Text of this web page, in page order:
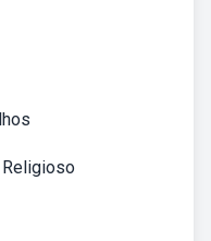
Religioso